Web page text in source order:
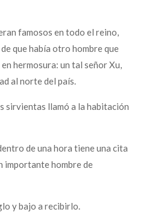
famosos en todo el reino,
que había otro hombre que
hermosura: un tal señor Xu,
al norte del país.
sirvientas llamó a la habitación
de una hora tiene una cita
importante hombre de
y bajo a recibirlo.